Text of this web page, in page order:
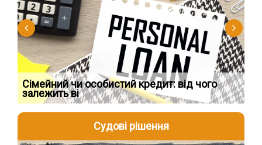
Сімейний чи особистий кредит: від чого
залежить ві
Судові рішення